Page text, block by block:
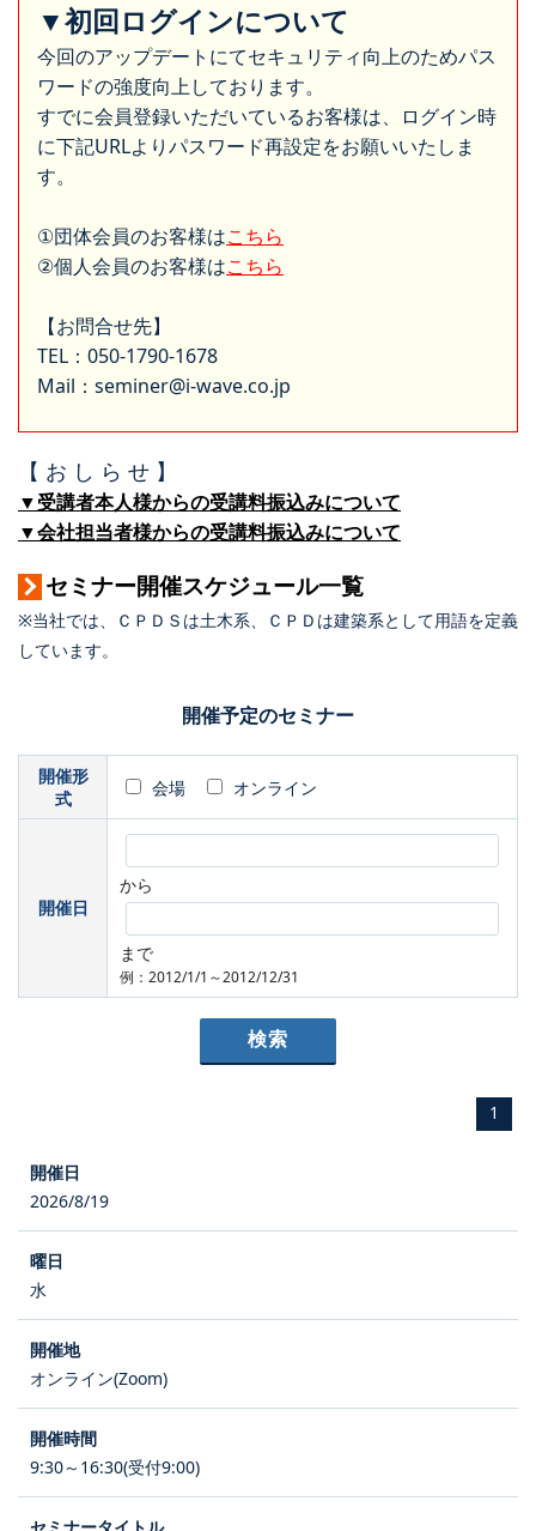
▼初回ログインについて
今回のアップデートにてセキュリティ向上のためパス
ワードの強度向上しております。
すでに会員登録いただいているお客様は、ログイン時
に下記URLよりパスワード再設定をお願いいたしま
す。
①団体会員のお客様はこちら
②個人会員のお客様はこちら
【お問合せ先】
TEL：050-1790-1678
Mail：seminer@i-wave.co.jp
【 お し ら せ 】
▼受講者本人様からの受講料振込みについて
▼会社担当者様からの受講料振込みについて
セミナー開催スケジュール一覧
※当社では、ＣＰＤＳは土木系、ＣＰＤは建築系として用語を定義
しています。
開催予定のセミナー
開催形
式
会場 オンライン
開催日
から
まで
例：2012/1/1～2012/12/31
1
2026/8/19
水
オンライン(Zoom)
9:30～16:30(受付9:00)